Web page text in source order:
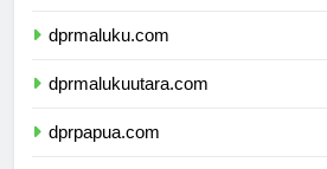
dprmaluku.com
dprmalukuutara.com
dprpapua.com